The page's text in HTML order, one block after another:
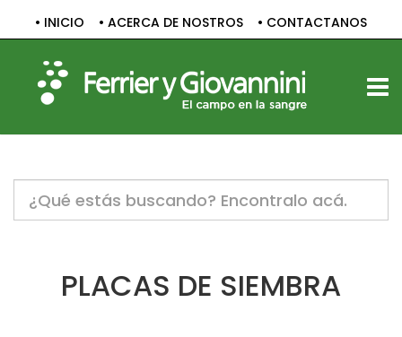
• INICIO • ACERCA DE NOSTROS • CONTACTANOS
Undefined
variable:
/home/c1830061/public_html/sitio/templates/
PLACAS DE SIEMBRA